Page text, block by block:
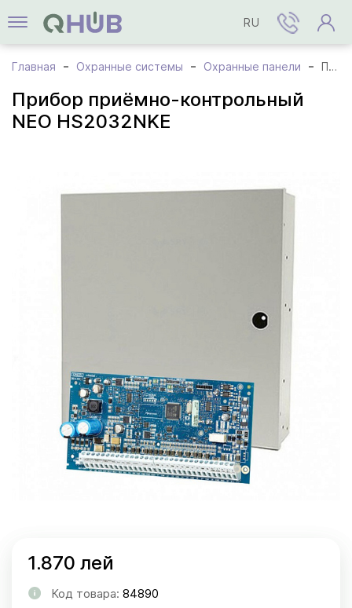
RU
Главная Охранные системы Охранные панели Прибор приёмно-контрольный NEO HS2032NKE
Прибор приёмно-контрольный
NEO HS2032NKE
1.870 лей
Код товара: 84890